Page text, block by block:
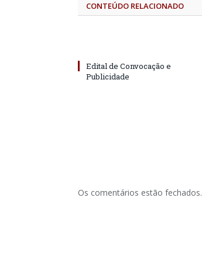
CONTEÚDO RELACIONADO
Edital de Convocação e
Publicidade
Os comentários estão fechados.